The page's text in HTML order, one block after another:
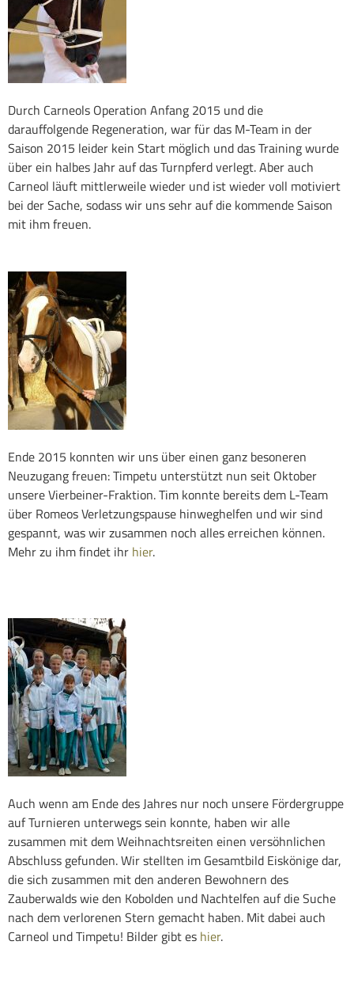
Durch Carneols Operation Anfang 2015 und die
darauffolgende Regeneration, war für das M-Team in der
Saison 2015 leider kein Start möglich und das Training wurde
über ein halbes Jahr auf das Turnpferd verlegt. Aber auch
Carneol läuft mittlerweile wieder und ist wieder voll motiviert
bei der Sache, sodass wir uns sehr auf die kommende Saison
mit ihm freuen.
Ende 2015 konnten wir uns über einen ganz besoneren
Neuzugang freuen: Timpetu unterstützt nun seit Oktober
unsere Vierbeiner-Fraktion. Tim konnte bereits dem L-Team
über Romeos Verletzungspause hinweghelfen und wir sind
gespannt, was wir zusammen noch alles erreichen können.
Mehr zu ihm findet ihr hier.
Auch wenn am Ende des Jahres nur noch unsere Fördergruppe
auf Turnieren unterwegs sein konnte, haben wir alle
zusammen mit dem Weihnachtsreiten einen versöhnlichen
Abschluss gefunden. Wir stellten im Gesamtbild Eiskönige dar,
die sich zusammen mit den anderen Bewohnern des
Zauberwalds wie den Kobolden und Nachtelfen auf die Suche
nach dem verlorenen Stern gemacht haben. Mit dabei auch
Carneol und Timpetu! Bilder gibt es hier.